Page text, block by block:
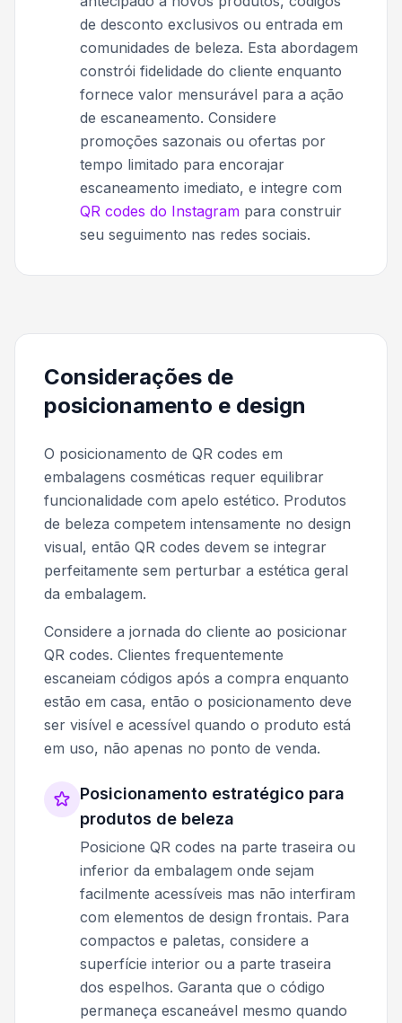
de desconto exclusivos ou entrada em
comunidades de beleza. Esta abordagem
constrói fidelidade do cliente enquanto
fornece valor mensurável para a ação
de escaneamento. Considere
promoções sazonais ou ofertas por
tempo limitado para encorajar
escaneamento imediato, e integre com
QR codes do Instagram para construir
seu seguimento nas redes sociais.
Considerações de
posicionamento e design
O posicionamento de QR codes em
embalagens cosméticas requer equilibrar
funcionalidade com apelo estético. Produtos
de beleza competem intensamente no design
visual, então QR codes devem se integrar
perfeitamente sem perturbar a estética geral
da embalagem.
Considere a jornada do cliente ao posicionar
QR codes. Clientes frequentemente
escaneiam códigos após a compra enquanto
estão em casa, então o posicionamento deve
ser visível e acessível quando o produto está
em uso, não apenas no ponto de venda.
Posicionamento estratégico para
produtos de beleza
Posicione QR codes na parte traseira ou
inferior da embalagem onde sejam
facilmente acessíveis mas não interfiram
com elementos de design frontais. Para
compactos e paletas, considere a
superfície interior ou a parte traseira
dos espelhos. Garanta que o código
permaneça escaneável mesmo quando